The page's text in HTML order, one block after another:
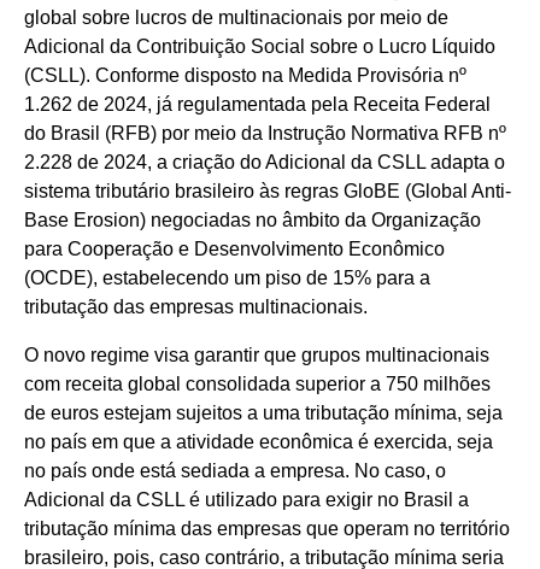
global sobre lucros de multinacionais por meio de
Adicional da Contribuição Social sobre o Lucro Líquido
(CSLL). Conforme disposto na Medida Provisória nº
1.262 de 2024, já regulamentada pela Receita Federal
do Brasil (RFB) por meio da Instrução Normativa RFB nº
2.228 de 2024, a criação do Adicional da CSLL adapta o
sistema tributário brasileiro às regras GloBE (Global Anti-
Base Erosion) negociadas no âmbito da Organização
para Cooperação e Desenvolvimento Econômico
(OCDE), estabelecendo um piso de 15% para a
tributação das empresas multinacionais.
O novo regime visa garantir que grupos multinacionais
com receita global consolidada superior a 750 milhões
de euros estejam sujeitos a uma tributação mínima, seja
no país em que a atividade econômica é exercida, seja
no país onde está sediada a empresa. No caso, o
Adicional da CSLL é utilizado para exigir no Brasil a
tributação mínima das empresas que operam no território
brasileiro, pois, caso contrário, a tributação mínima seria